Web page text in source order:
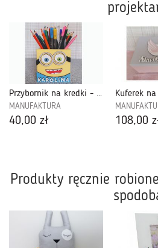
Przybornik na kredki - OK25
MANUFAKTURA
40,00 zł 108,00
Produkty ręcznie